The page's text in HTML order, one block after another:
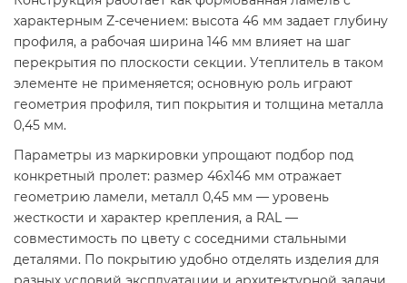
характерным Z-сечением: высота 46 мм задает глубину
профиля, а рабочая ширина 146 мм влияет на шаг
перекрытия по плоскости секции. Утеплитель в таком
элементе не применяется; основную роль играют
геометрия профиля, тип покрытия и толщина металла
0,45 мм.
Параметры из маркировки упрощают подбор под
конкретный пролет: размер 46х146 мм отражает
геометрию ламели, металл 0,45 мм — уровень
жесткости и характер крепления, а RAL —
совместимость по цвету с соседними стальными
деталями. По покрытию удобно отделять изделия для